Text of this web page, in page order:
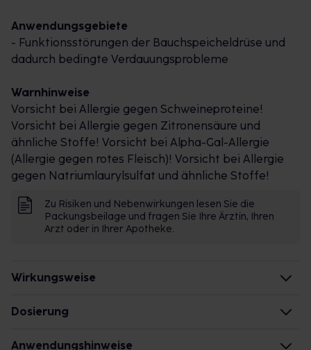
Anwendungsgebiete
- Funktionsstörungen der Bauchspeicheldrüse und
dadurch bedingte Verdauungsprobleme
Warnhinweise
Vorsicht bei Allergie gegen Schweineproteine!
Vorsicht bei Allergie gegen Zitronensäure und
ähnliche Stoffe! Vorsicht bei Alpha-Gal-Allergie
(Allergie gegen rotes Fleisch)! Vorsicht bei Allergie
gegen Natriumlaurylsulfat und ähnliche Stoffe!
Zu Risiken und Nebenwirkungen lesen Sie die
Packungsbeilage und fragen Sie Ihre Ärztin, Ihren
Arzt oder in Ihrer Apotheke.
Wirkungsweise
Dosierung
Anwendungshinweise